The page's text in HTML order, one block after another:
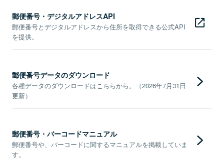
郵便番号・デジタルアドレスAPI
郵便番号とデジタルアドレスから住所を取得できる公式API
を提供。
郵便番号データのダウンロード
各種データのダウンロードはこちらから。（2026年7月31日
更新）
郵便番号・バーコードマニュアル
郵便番号や、バーコードに関するマニュアルを掲載していま
す。